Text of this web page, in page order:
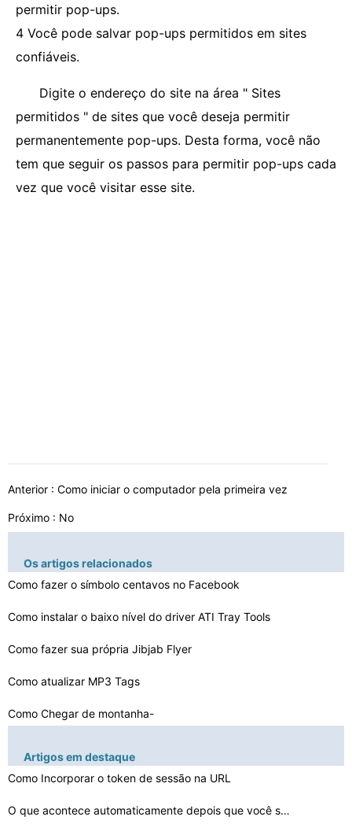
permitir pop-ups.
4 Você pode salvar pop-ups permitidos em sites
confiáveis.
Digite o endereço do site na área " Sites
permitidos " de sites que você deseja permitir
permanentemente pop-ups. Desta forma, você não
tem que seguir os passos para permitir pop-ups cada
vez que você visitar esse site.
Anterior : Como iniciar o computador pela primeira vez
Próximo : No
Os artigos relacionados
Como fazer o símbolo centavos no Facebook
Como instalar o baixo nível do driver ATI Tray Tools
Como fazer sua própria Jibjab Flyer
Como atualizar MP3 Tags
Como Chegar de montanha-
Como criar um formato vetorial
Como realocar uma pasta
Artigos em destaque
Como Incorporar o token de sessão na URL
O que acontece automaticamente depois que você sair do…